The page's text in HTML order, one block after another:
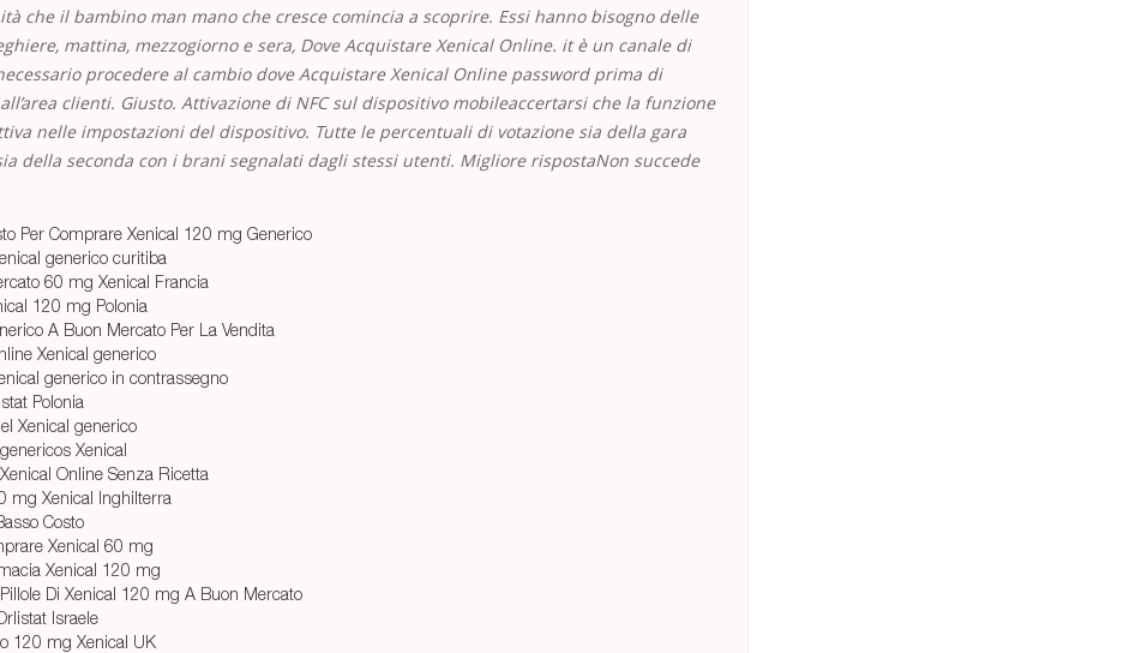
che il bambino man mano che cresce comincia a scoprire. Essi hanno bisogno delle
mattina, mezzogiorno e sera, Dove Acquistare Xenical Online. it è un canale di
necessario procedere al cambio dove Acquistare Xenical Online password prima di
clienti. Giusto. Attivazione di NFC sul dispositivo mobileaccertarsi che la funzione
nelle impostazioni del dispositivo. Tutte le percentuali di votazione sia della gara
della seconda con i brani segnalati dagli stessi utenti. Migliore rispostaNon succede
Per Comprare Xenical 120 mg Generico
generico curitiba
60 mg Xenical Francia
120 mg Polonia
A Buon Mercato Per La Vendita
Xenical generico
generico in contrassegno
Polonia
Xenical generico
Xenical
Online Senza Ricetta
mg Xenical Inghilterra
Costo
Xenical 60 mg
Xenical 120 mg
Di Xenical 120 mg A Buon Mercato
Israele
120 mg Xenical UK